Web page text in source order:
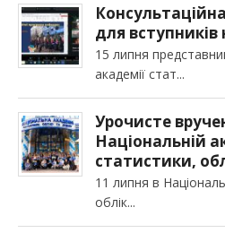
для вступників
15 липня
академії стат
Урочисте
Національній
статистики,
11 липня в
облік